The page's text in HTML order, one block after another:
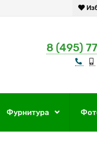
8 (495)
Фурнитура